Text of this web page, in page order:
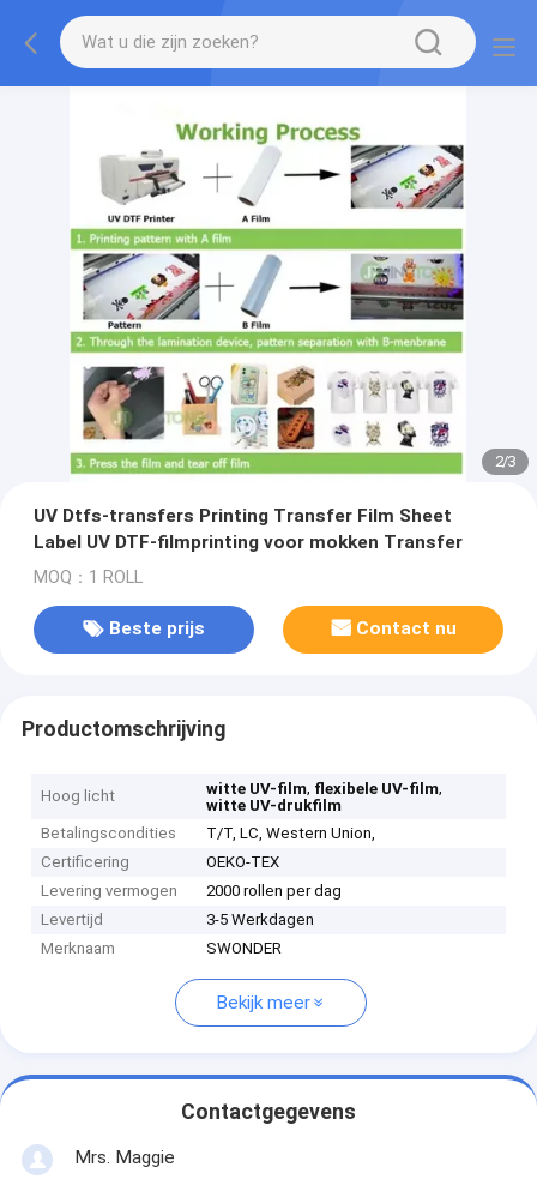
2/3
UV Dtfs-transfers Printing Transfer Film Sheet
Label UV DTF-filmprinting voor mokken Transfer
MOQ：1 ROLL
Beste prijs Contact nu
Productomschrijving
Hoog licht witte UV-film, flexibele UV-film,
witte UV-drukfilm
Betalingscondities
T/T, LC, Western Union,
Certificering
OEKO-TEX
Levering vermogen
2000 rollen per dag
Levertijd
3-5 Werkdagen
Merknaam
SWONDER
Bekijk meer
Contactgegevens
Mrs. Maggie